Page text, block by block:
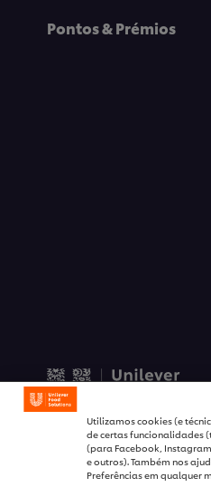
Pontos & Prémios
Utilizamos cookies (e
de certas funcionalidades
(para Facebook,
e outros). Também nos
Preferências em qualquer